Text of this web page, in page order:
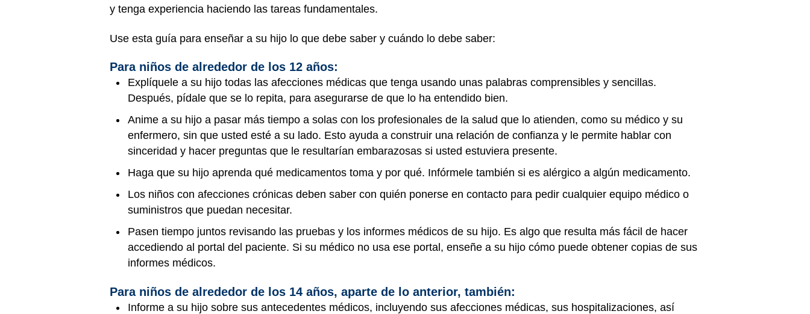
y tenga experiencia haciendo las tareas fundamentales.
Use esta guía para enseñar a su hijo lo que debe saber y cuándo lo debe saber:
Para niños de alrededor de los 12 años:
Explíquele a su hijo todas las afecciones médicas que tenga usando unas palabras comprensibles y sencillas.
Después, pídale que se lo repita, para asegurarse de que lo ha entendido bien.
Anime a su hijo a pasar más tiempo a solas con los profesionales de la salud que lo atienden, como su médico y su
enfermero, sin que usted esté a su lado. Esto ayuda a construir una relación de confianza y le permite hablar con
sinceridad y hacer preguntas que le resultarían embarazosas si usted estuviera presente.
Haga que su hijo aprenda qué medicamentos toma y por qué. Infórmele también si es alérgico a algún medicamento.
Los niños con afecciones crónicas deben saber con quién ponerse en contacto para pedir cualquier equipo médico o
suministros que puedan necesitar.
Pasen tiempo juntos revisando las pruebas y los informes médicos de su hijo. Es algo que resulta más fácil de hacer
accediendo al portal del paciente. Si su médico no usa ese portal, enseñe a su hijo cómo puede obtener copias de sus
informes médicos.
Para niños de alrededor de los 14 años, aparte de lo anterior, también:
Informe a su hijo sobre sus antecedentes médicos, incluyendo sus afecciones médicas, sus hospitalizaciones, así